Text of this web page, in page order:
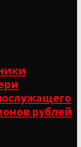
рублей